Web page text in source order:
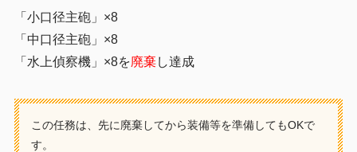
「小口径主砲」×8
「中口径主砲」×8
「水上偵察機」×8を廃棄し達成
この任務は、先に廃棄してから装備等を準備してもOKで
す。